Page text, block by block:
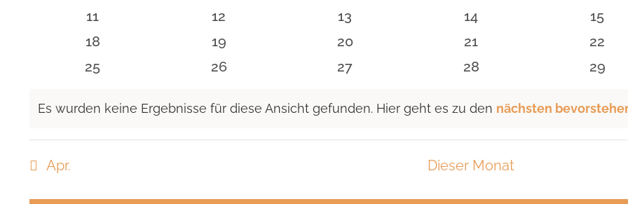
Veranstaltungen
Veranstaltungen
Veranstaltungen
Veranstaltungen
0
Veranstaltungen
11
0
Veranstaltungen
12
0
Veranstaltungen
13
0
Veranstaltungen
14
0
15
0
Veranstaltungen
18
0
Veranstaltungen
19
0
Veranstaltungen
20
0
Veranstaltungen
21
0
22
0
25
0
26
0
27
0
28
0
29
Es wurden keine Ergebnisse für diese Ansicht gefunden. Hier geht es zu den nächsten
Apr. Dieser Monat